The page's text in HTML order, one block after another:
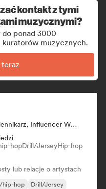
kontakt z tymi
muzycznymi?
ponad 3000
muzycznych.
Serwis Medialny/Dziennikarz, Influencer W Mediach Społecznościowych
hopDrill/JerseyHip-hop
lub relacje o artystach
hip-hop
Drill/Jersey